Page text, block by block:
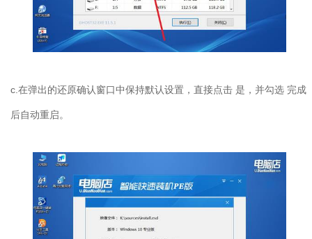
c.在弹出的还原确认窗口中保持默认设置，直接点击 是，并勾选 完成
后自动重启。